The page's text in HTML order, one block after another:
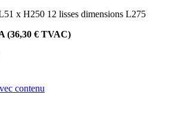
x H250 12 lisses dimensions L275
(36,30 € TVAC)